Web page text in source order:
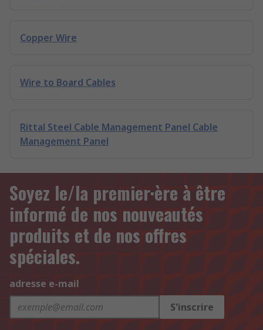
Copper Wire
Wire to Board Cables
Rittal Steel Cable Management Panel Cable
Management Panel
Soyez le/la premier·ère à être
informé de nos nouveautés
produits et de nos offres
spéciales.
adresse e-mail
S'inscrire